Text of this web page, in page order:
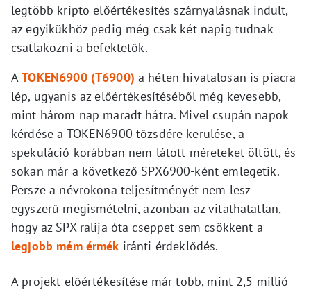
legtöbb kripto előértékesítés szárnyalásnak indult,
az egyikükhöz pedig még csak két napig tudnak
csatlakozni a befektetők.
ATOKEN6900 (T6900) a héten hivatalosan is piacra
lép, ugyanis az előértékesítéséből még kevesebb,
mint három nap maradt hátra. Mivel csupán napok
kérdése a TOKEN6900 tőzsdére kerülése, a
spekuláció korábban nem látott méreteket öltött, és
sokan már a következő SPX6900-ként emlegetik.
Persze a névrokona teljesítményét nem lesz
egyszerű megismételni, azonban az vitathatatlan,
hogy az SPX ralija óta cseppet sem csökkent a
legjobb mém érmék iránti érdeklődés.
A projekt előértékesítése már több, mint 2,5 millió